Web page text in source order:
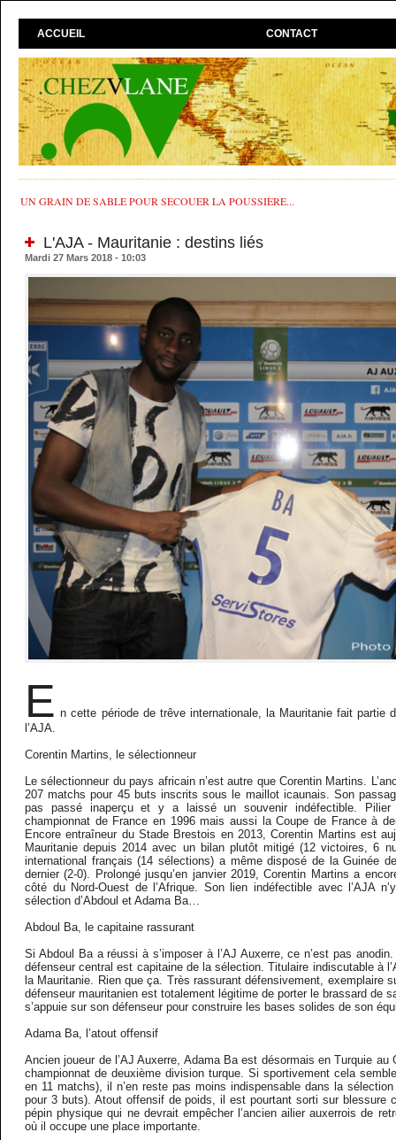
ACCUEIL CONTACT
UN GRAIN DE SABLE POUR SECOUER LA POUSSIÈRE...
L'AJA - Mauritanie : destins liés
Mardi 27 Mars 2018 - 10:03
E n cette période de trêve internationale, la Mauritanie fait partie
l’AJA.
Corentin Martins, le sélectionneur
Le sélectionneur du pays africain n’est autre que Corentin Martins.
207 matchs pour 45 buts inscrits sous le maillot icaunais. Son
pas passé inaperçu et y a laissé un souvenir indéfectible.
championnat de France en 1996 mais aussi la Coupe de France à
Encore entraîneur du Stade Brestois en 2013, Corentin Martins est
Mauritanie depuis 2014 avec un bilan plutôt mitigé (12 victoires, 6
international français (14 sélections) a même disposé de la Guinée
dernier (2-0). Prolongé jusqu’en janvier 2019, Corentin Martins a
côté du Nord-Ouest de l’Afrique. Son lien indéfectible avec l’AJA
sélection d’Abdoul et Adama Ba…
Abdoul Ba, le capitaine rassurant
Si Abdoul Ba a réussi à s’imposer à l’AJ Auxerre, ce n’est pas
défenseur central est capitaine de la sélection. Titulaire indiscutable à
la Mauritanie. Rien que ça. Très rassurant défensivement, exemplaire
défenseur mauritanien est totalement légitime de porter le brassard de
s’appuie sur son défenseur pour construire les bases solides de son
Adama Ba, l’atout offensif
Ancien joueur de l’AJ Auxerre, Adama Ba est désormais en Turquie au
championnat de deuxième division turque. Si sportivement cela
en 11 matchs), il n’en reste pas moins indispensable dans la
pour 3 buts). Atout offensif de poids, il est pourtant sorti sur blessure
pépin physique qui ne devrait empêcher l’ancien ailier auxerrois de
où il occupe une place importante.